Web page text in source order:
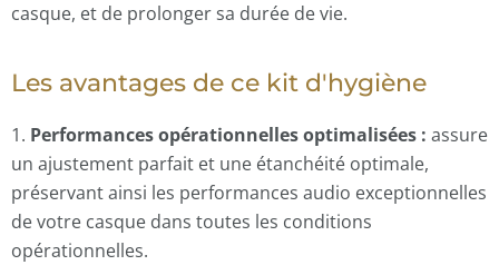
casque, et de prolonger sa durée de vie.
Les avantages de ce kit d'hygiène
1. Performances opérationnelles optimalisées : assure
un ajustement parfait et une étanchéité optimale,
préservant ainsi les performances audio exceptionnelles
de votre casque dans toutes les conditions
opérationnelles.